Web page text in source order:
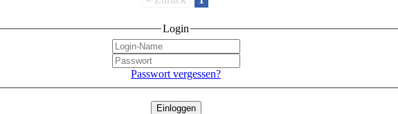
Login
Passwort vergessen?